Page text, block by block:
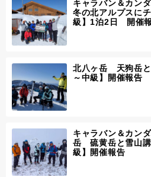
キャラバン＆カン
冬の北アルプスに
級】1泊2日 開催
北八ヶ岳 天狗岳と
～中級】開催報告
キャラバン＆カン
岳 硫黄岳と雪山講
級】開催報告